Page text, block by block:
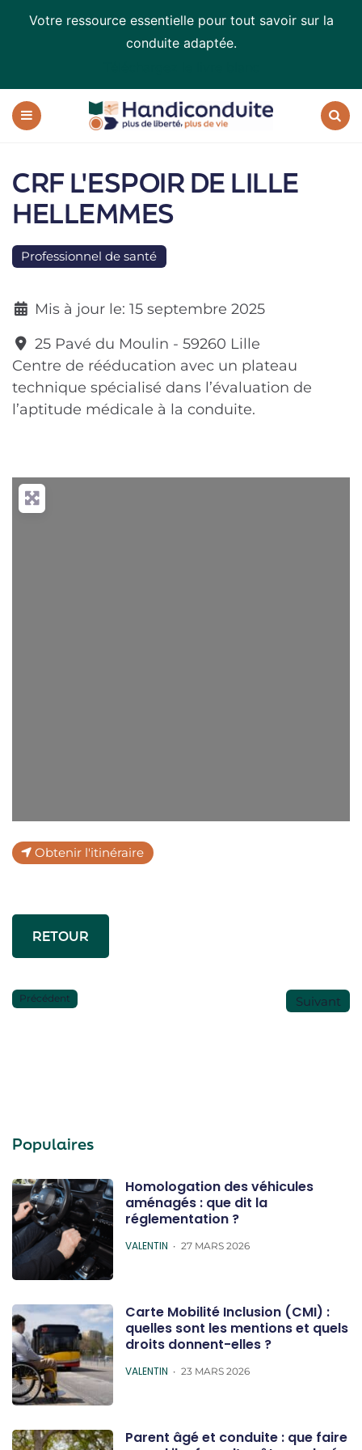
Votre ressource essentielle pour tout savoir sur la
conduite adaptée.
Handiconduite
conduite
adaptée
CRF L'ESPOIR DE LILLE
HELLEMMES
Professionnel de santé
Mis à jour le: 15 septembre 2025
25 Pavé du Moulin - 59260 Lille
Centre de rééducation avec un plateau
technique spécialisé dans l’évaluation de
l’aptitude médicale à la conduite.
Obtenir l'itinéraire
RETOUR
Précédent Suivant
Populaires
Homologation des véhicules
aménagés : que dit la
réglementation ?
POSTED
VALENTIN 27 MARS 2026
Carte Mobilité Inclusion (CMI) :
quelles sont les mentions et quels
droits donnent-elles ?
POSTED
VALENTIN 23 MARS 2026
Parent âgé et conduite : que faire